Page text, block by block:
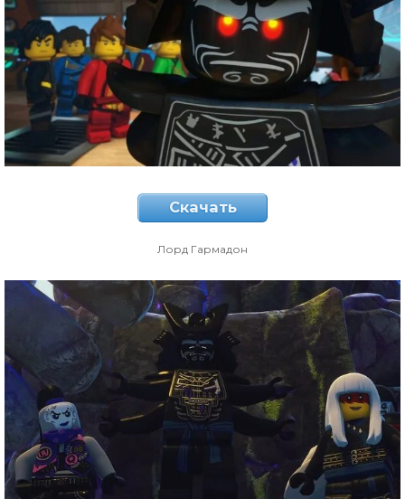
Скачать
Лорд Гармадон